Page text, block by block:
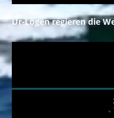
Ur-Logen regieren die